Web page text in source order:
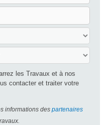
les Travaux et à nos
contacter et traiter votre
informations des partenaires